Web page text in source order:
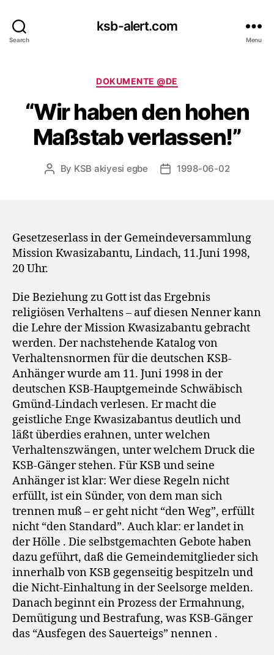
Search
ksb-alert.com
Menu
Categories
DOKUMENTE @DE
“Wir haben den hohen
Maßstab verlassen!”
Post
By KSB akiyesi egbe
Post1998-06-02
Gesetzeserlass in der Gemeindeversammlung
Mission Kwasizabantu, Lindach, 11.Juni 1998,
20 Uhr.
Die Beziehung zu Gott ist das Ergebnis
religiösen Verhaltens – auf diesen Nenner kann
die Lehre der Mission Kwasizabantu gebracht
werden. Der nachstehende Katalog von
Verhaltensnormen für die deutschen KSB-
Anhänger wurde am 11. Juni 1998 in der
deutschen KSB-Hauptgemeinde Schwäbisch
Gmünd-Lindach verlesen. Er macht die
geistliche Enge Kwasizabantus deutlich und
läßt überdies erahnen, unter welchen
Verhaltenszwängen, unter welchem Druck die
KSB-Gänger stehen. Für KSB und seine
Anhänger ist klar: Wer diese Regeln nicht
erfüllt, ist ein Sünder, von dem man sich
trennen muß – er geht nicht “den Weg”, erfüllt
nicht “den Standard”. Auch klar: er landet in
der Hölle . Die selbstgemachten Gebote haben
dazu geführt, daß die Gemeindemitglieder sich
innerhalb von KSB gegenseitig bespitzeln und
die Nicht-Einhaltung in der Seelsorge melden.
Danach beginnt ein Prozess der Ermahnung,
Demütigung und Bestrafung, was KSB-Gänger
das “Ausfegen des Sauerteigs” nennen .